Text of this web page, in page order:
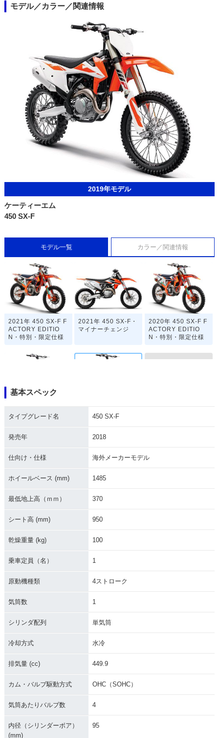
モデル／カラー／関連情報
2019年モデル
ケーティーエム
450 SX-F
モデル一覧 カラー／関連情報
2021年 450 SX-F F
ACTORY EDITIO
N・特別・限定仕様
2021年 450 SX-F・
マイナーチェンジ
2020年 450 SX-F F
ACTORY EDITIO
N・特別・限定仕様
2020年 450 SX-F
マイナーチェンジ
基本スペック
タイプグレード名 450 SX-F
発売年 2018
仕向け・仕様 海外メーカーモデル
ホイールベース (mm) 1485
最低地上高（ｍｍ） 370
シート高 (mm) 950
乾燥重量 (kg) 100
乗車定員（名） 1
原動機種類 4ストローク
気筒数 1
シリンダ配列 単気筒
冷却方式 水冷
排気量 (cc) 449.9
カム・バルブ駆動方式 OHC（SOHC）
気筒あたりバルブ数 4
内径（シリンダーボア）
(mm)
95